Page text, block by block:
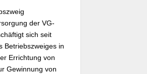
der VG-
sich seit
Betriebszweiges in
Errichtung von
Gewinnung von